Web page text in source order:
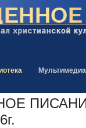
Мультимедиа